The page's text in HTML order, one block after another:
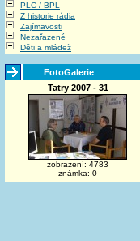
PLC / BPL
Z historie rádia
Zajímavosti
Nezařazené
Děti a mládež
FotoGalerie
Tatry 2007 - 31
zobrazení: 4783
známka: 0